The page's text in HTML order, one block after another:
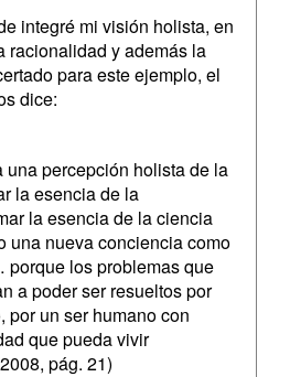
mi visión holista, en
racionalidad y además la
para este ejemplo, el
dice:
una percepción holista de la
la esencia de la
la esencia de la ciencia
una nueva conciencia como
los problemas que
a poder ser resueltos por
por un ser humano con
que pueda vivir
pág. 21)